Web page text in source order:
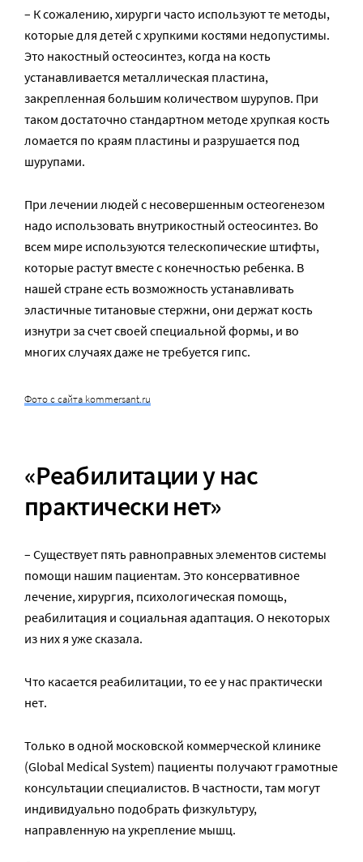
– К сожалению, хирурги часто используют те методы,
которые для детей с хрупкими костями недопустимы.
Это накостный остеосинтез, когда на кость
устанавливается металлическая пластина,
закрепленная большим количеством шурупов. При
таком достаточно стандартном методе хрупкая кость
ломается по краям пластины и разрушается под
шурупами.
При лечении людей с несовершенным остеогенезом
надо использовать внутрикостный остеосинтез. Во
всем мире используются телескопические штифты,
которые растут вместе с конечностью ребенка. В
нашей стране есть возможность устанавливать
эластичные титановые стержни, они держат кость
изнутри за счет своей специальной формы, и во
многих случаях даже не требуется гипс.
Фото с сайта kommersant.ru
«Реабилитации у нас
практически нет»
– Существует пять равноправных элементов системы
помощи нашим пациентам. Это консервативное
лечение, хирургия, психологическая помощь,
реабилитация и социальная адаптация. О некоторых
из них я уже сказала.
Что касается реабилитации, то ее у нас практически
нет.
Только в одной московской коммерческой клинике
(Global Medical System) пациенты получают грамотные
консультации специалистов. В частности, там могут
индивидуально подобрать физкультуру,
направленную на укрепление мышц.